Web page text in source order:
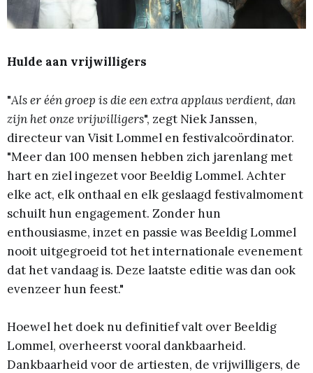
Hulde aan vrijwilligers
"Als er één groep is die een extra applaus verdient, dan
zijn het onze vrijwilligers", zegt Niek Janssen,
directeur van Visit Lommel en festivalcoördinator.
"Meer dan 100 mensen hebben zich jarenlang met
hart en ziel ingezet voor Beeldig Lommel. Achter
elke act, elk onthaal en elk geslaagd festivalmoment
schuilt hun engagement. Zonder hun
enthousiasme, inzet en passie was Beeldig Lommel
nooit uitgegroeid tot het internationale evenement
dat het vandaag is. Deze laatste editie was dan ook
evenzeer hun feest."
Hoewel het doek nu definitief valt over Beeldig
Lommel, overheerst vooral dankbaarheid.
Dankbaarheid voor de artiesten, de vrijwilligers, de